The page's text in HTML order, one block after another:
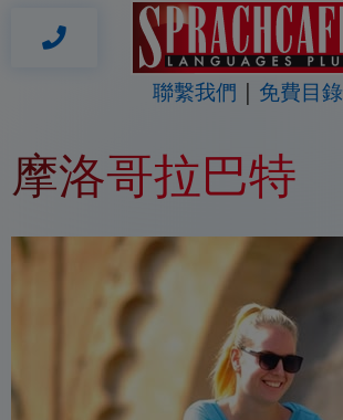
聯繫我們 免費目錄
摩洛哥拉巴特